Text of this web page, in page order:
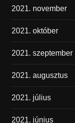
2021. november
2021. október
2021. szeptember
2021. augusztus
2021. július
2021. június